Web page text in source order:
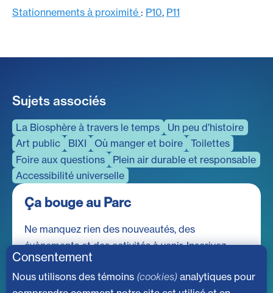
Stationnements à proximité : P10, P11
Sujets associés
La Biosphère à travers le temps
Un peu d'histoire
Art public
BIXI Où manger et boire
Toilettes
Foire aux questions
Plein air durable et responsable
Accessibilité universelle
Ça bouge au Parc
Ne manquez rien des nouveautés, des
évènements et des activités à venir. Inscrivez-
vous à notre infolettre dès maintenant!
Consentement
Nous utilisons des témoins (cookies) analytiques pour